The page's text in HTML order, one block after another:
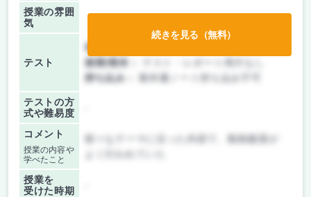
授業の雰囲
気
テスト
前期/中間：
後期/期末：
持ち込み：
教科書ノート持ち込み不可
テストの方
式や難易度
コメント
授業の内容や
学べたこと
様々なテーマに沿った内容で、動画鑑賞が
授業を
受けた時期
続きを見る（無料）